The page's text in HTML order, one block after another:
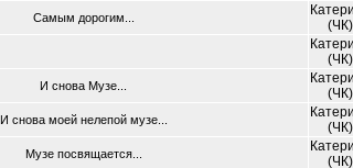
Самым дорогим...
(ЧК)
(ЧК)
И снова Музе...
(ЧК)
И снова моей нелепой музе...
(ЧК)
Музе посвящается...
(ЧК)